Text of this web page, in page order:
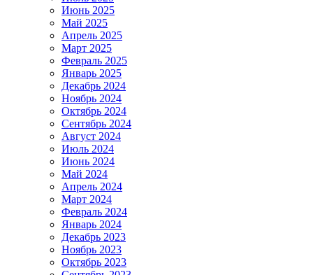
Июнь 2025
Май 2025
Апрель 2025
Март 2025
Февраль 2025
Январь 2025
Декабрь 2024
Ноябрь 2024
Октябрь 2024
Сентябрь 2024
Август 2024
Июль 2024
Июнь 2024
Май 2024
Апрель 2024
Март 2024
Февраль 2024
Январь 2024
Декабрь 2023
Ноябрь 2023
Октябрь 2023